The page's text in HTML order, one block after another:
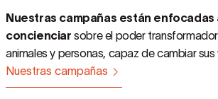
Nuestras campañas están enfocadas
concienciar sobre el poder
animales y personas, capaz de cambiar sus
Nuestras campañas